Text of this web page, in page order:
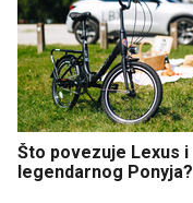
Što povezuje Lexus i
legendarnog Ponyja?